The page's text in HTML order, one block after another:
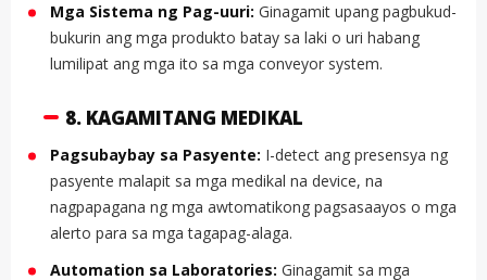
Mga Sistema ng Pag-uuri: Ginagamit upang pagbukud-
bukurin ang mga produkto batay sa laki o uri habang
lumilipat ang mga ito sa mga conveyor system.
8. KAGAMITANG MEDIKAL
Pagsubaybay sa Pasyente: I-detect ang presensya ng
pasyente malapit sa mga medikal na device, na
nagpapagana ng mga awtomatikong pagsasaayos o mga
alerto para sa mga tagapag-alaga.
Automation sa Laboratories: Ginagamit sa mga